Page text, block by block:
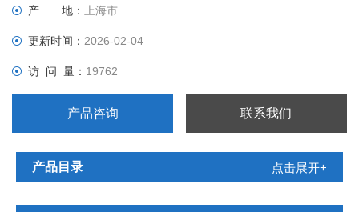
产 地：上海市
更新时间：2026-02-04
访 问 量： 19762
产品咨询 联系我们
产品目录 点击展开+